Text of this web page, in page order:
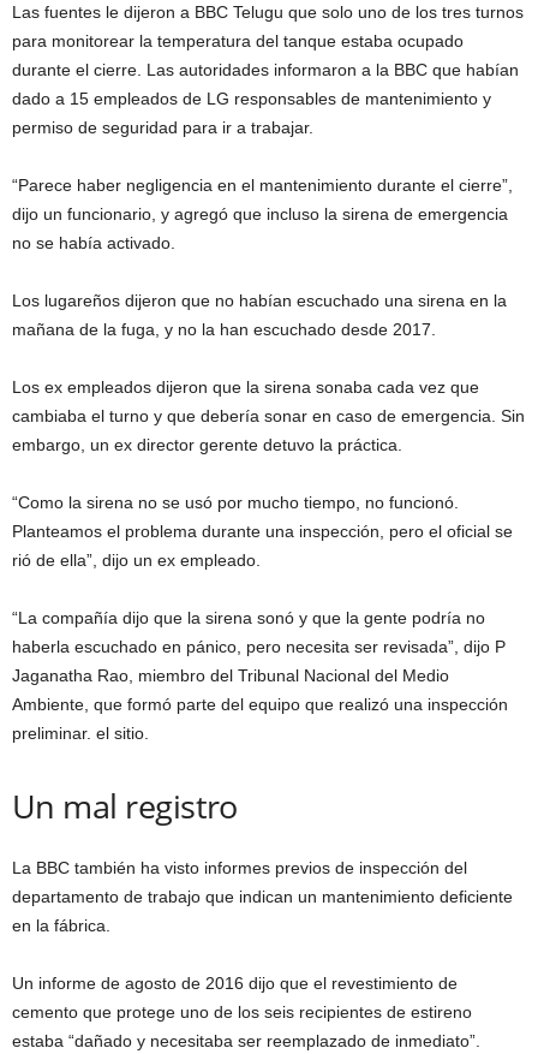
Las fuentes le dijeron a BBC Telugu que solo uno de los tres turnos
para monitorear la temperatura del tanque estaba ocupado
durante el cierre. Las autoridades informaron a la BBC que habían
dado a 15 empleados de LG responsables de mantenimiento y
permiso de seguridad para ir a trabajar.
“Parece haber negligencia en el mantenimiento durante el cierre”,
dijo un funcionario, y agregó que incluso la sirena de emergencia
no se había activado.
Los lugareños dijeron que no habían escuchado una sirena en la
mañana de la fuga, y no la han escuchado desde 2017.
Los ex empleados dijeron que la sirena sonaba cada vez que
cambiaba el turno y que debería sonar en caso de emergencia. Sin
embargo, un ex director gerente detuvo la práctica.
“Como la sirena no se usó por mucho tiempo, no funcionó.
Planteamos el problema durante una inspección, pero el oficial se
rió de ella”, dijo un ex empleado.
“La compañía dijo que la sirena sonó y que la gente podría no
haberla escuchado en pánico, pero necesita ser revisada”, dijo P
Jaganatha Rao, miembro del Tribunal Nacional del Medio
Ambiente, que formó parte del equipo que realizó una inspección
preliminar. el sitio.
Un mal registro
La BBC también ha visto informes previos de inspección del
departamento de trabajo que indican un mantenimiento deficiente
en la fábrica.
Un informe de agosto de 2016 dijo que el revestimiento de
cemento que protege uno de los seis recipientes de estireno
estaba “dañado y necesitaba ser reemplazado de inmediato”.